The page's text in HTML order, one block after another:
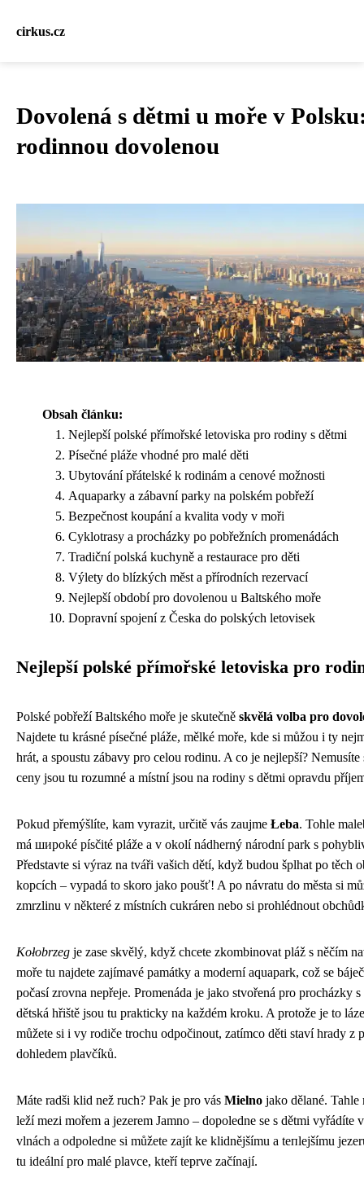
cirkus.cz
Dovolená s dětmi u moře v
rodinnou dovolenou
Obsah článku:
Nejlepší polské přímořské letoviska pro rodiny s dětmi
Písečné pláže vhodné pro malé děti
Ubytování přátelské k rodinám a cenové možnosti
Aquaparky a zábavní parky na polském pobřeží
Bezpečnost koupání a kvalita vody v moři
Cyklotrasy a procházky po pobřežních promenádách
Tradiční polská kuchyně a restaurace pro děti
Výlety do blízkých měst a přírodních rezervací
Nejlepší období pro dovolenou u Baltského moře
Dopravní spojení z Česka do polských letovisek
Nejlepší polské přímořské letoviska pro
Polské pobřeží Baltského moře je skutečně skvělá volba pro
Najdete tu krásné písečné pláže, mělké moře, kde si můžou i ty
hrát, a spoustu zábavy pro celou rodinu. A co je nejlepší? Nemusíte
ceny jsou tu rozumné a místní jsou na rodiny s dětmi opravdu
Pokud přemýšlíte, kam vyrazit, určitě vás zaujme Łeba. Tohle
má широké písčité pláže a v okolí nádherný národní park s
Představte si výraz na tváři vašich dětí, když budou šplhat po těch
kopcích – vypadá to skoro jako poušť! A po návratu do města si
zmrzlinu v některé z místních cukráren nebo si prohlédnout
Kołobrzeg je zase skvělý, když chcete zkombinovat pláž s něčím
moře tu najdete zajímavé památky a moderní aquapark, což se
počasí zrovna nepřeje. Promenáda je jako stvořená pro procházky
dětská hřiště jsou tu prakticky na každém kroku. A protože je to
můžete si i vy rodiče trochu odpočinout, zatímco děti staví hrady z
dohledem plavčíků.
Máte radši klid než ruch? Pak je pro vás Mielno jako dělané. Tahle
leží mezi mořem a jezerem Jamno – dopoledne se s dětmi vyřádíte
vlnách a odpoledne si můžete zajít ke klidnějšímu a tепlejšímu
tu ideální pro malé plavce, kteří teprve začínají.